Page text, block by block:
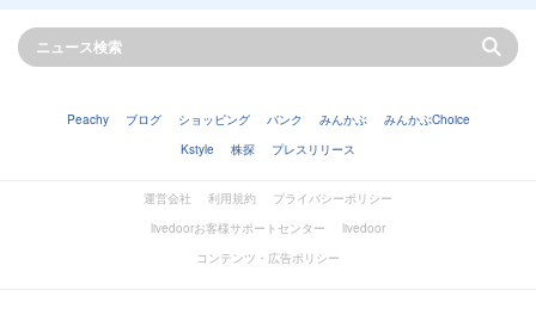
Peachy ブログ ショッピング バンク みんかぶ
みんかぶChoice
Kstyle
株探 プレスリリース
運営会社 利用規約
プライバシーポリシー
livedoorお客様サポートセンター
livedoor
コンテンツ・広告ポリシー